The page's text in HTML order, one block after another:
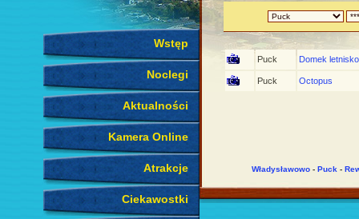
Wstęp
Noclegi
Aktualności
Kamera Online
Atrakcje
Ciekawostki
Puck Domek
Puck Octopus
Władysławowo - Puck -